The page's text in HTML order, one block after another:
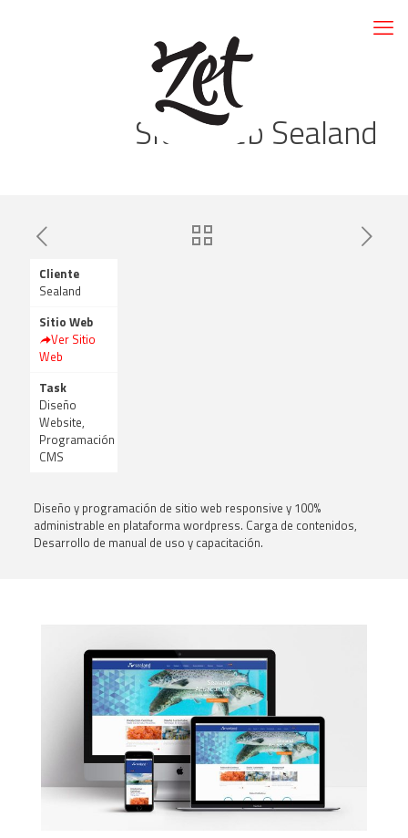
Sitio Web Sealand
Cliente
Sealand
Sitio Web
Ver Sitio
Web
Task
Diseño
Website,
Programación
CMS
Diseño y programación de sitio web responsive y 100%
administrable en plataforma wordpress. Carga de contenidos,
Desarrollo de manual de uso y capacitación.